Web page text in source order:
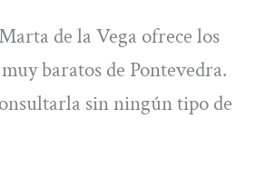
de la Vega ofrece los
baratos de Pontevedra.
sin ningún tipo de